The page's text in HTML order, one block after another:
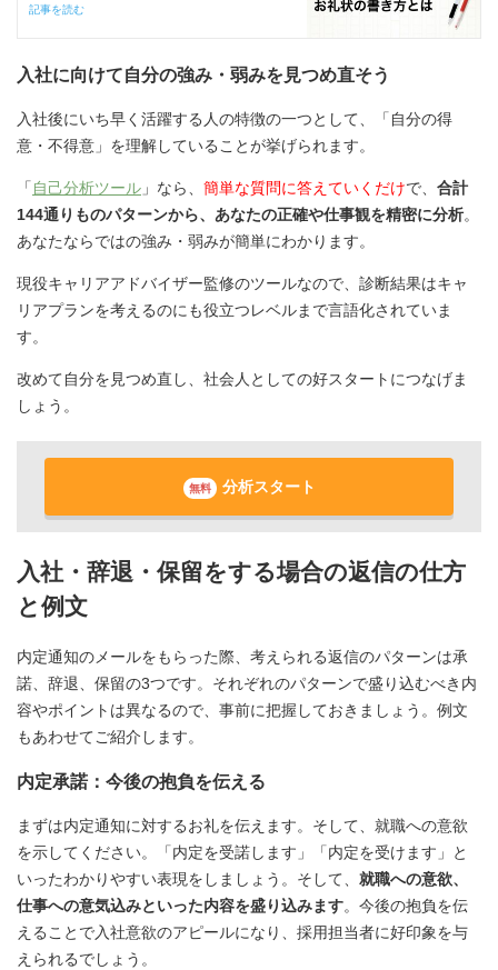
記事を読む
入社に向けて自分の強み・弱みを見つめ直そう
入社後にいち早く活躍する人の特徴の一つとして、「自分の得
意・不得意」を理解していることが挙げられます。
「 自己分析ツール 」なら、 簡単な質問に答えていくだけで、 合計
144通りものパターンから、あなたの正確や仕事観を精密に分析。
あなたならではの強み・弱みが簡単にわかります。
現役キャリアアドバイザー監修のツールなので、診断結果はキャ
リアプランを考えるのにも役立つレベルまで言語化されていま
す。
改めて自分を見つめ直し、社会人としての好スタートにつなげま
しょう。
無料 分析スタート
入社・辞退・保留をする場合の返信の仕方
と例文
内定通知のメールをもらった際、考えられる返信のパターンは承
諾、辞退、保留の3つです。それぞれのパターンで盛り込むべき内
容やポイントは異なるので、事前に把握しておきましょう。例文
もあわせてご紹介します。
内定承諾：今後の抱負を伝える
まずは内定通知に対するお礼を伝えます。そして、就職への意欲
を示してください。「内定を受諾します」「内定を受けます」と
いったわかりやすい表現をしましょう。そして、 就職への意欲、
仕事への意気込みといった内容を盛り込みます。今後の抱負を伝
えることで入社意欲のアピールになり、採用担当者に好印象を与
えられるでしょう。